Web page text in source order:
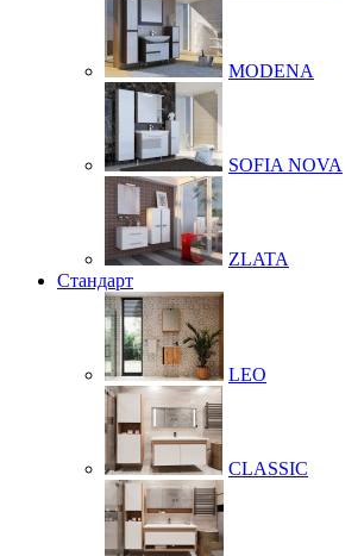
MODENA
SOFIA NOVA
ZLATA
Стандарт
LEO
CLASSIC